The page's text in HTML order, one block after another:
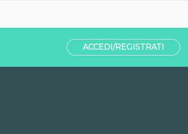
ACCEDI/REGISTRATI